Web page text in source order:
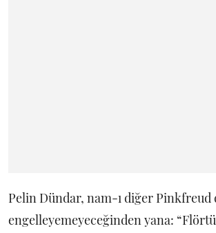
Pelin Dündar, nam-ı diğer Pinkfreud
engelleyemeyeceğinden yana: